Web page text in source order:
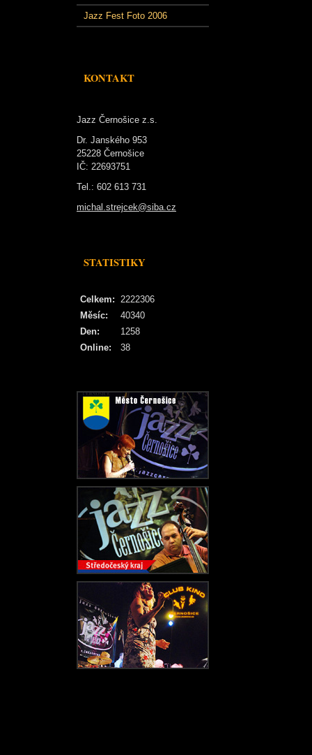
Jazz Fest Foto 2006
KONTAKT
Jazz Černošice z.s.
Dr. Janského 953
25228 Černošice
IČ: 22693751
Tel.: 602 613 731
michal.strejcek@siba.cz
STATISTIKY
Online: 38
Celkem: 2222306
Měsíc:
40340
Den:
1258